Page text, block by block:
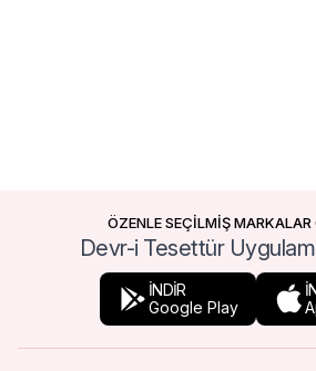
ÖZENLE SEÇİLMİŞ MARKALAR
Devr-i Tesettür
İNDİR
Google Play